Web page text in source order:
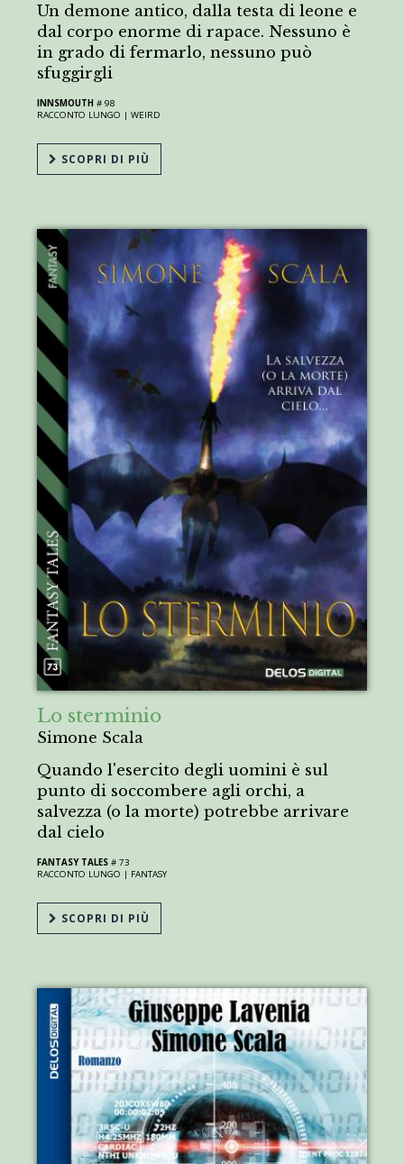
Un demone antico, dalla testa di leone e
dal corpo enorme di rapace. Nessuno è
in grado di fermarlo, nessuno può
sfuggirgli
INNSMOUTH # 98
RACCONTO LUNGO |WEIRD
SCOPRI DI PIÙ
Lo sterminio
Simone Scala
Quando l'esercito degli uomini è sul
punto di soccombere agli orchi, a
salvezza (o la morte) potrebbe arrivare
dal cielo
FANTASY TALES # 73
RACCONTO LUNGO | FANTASY
SCOPRI DI PIÙ